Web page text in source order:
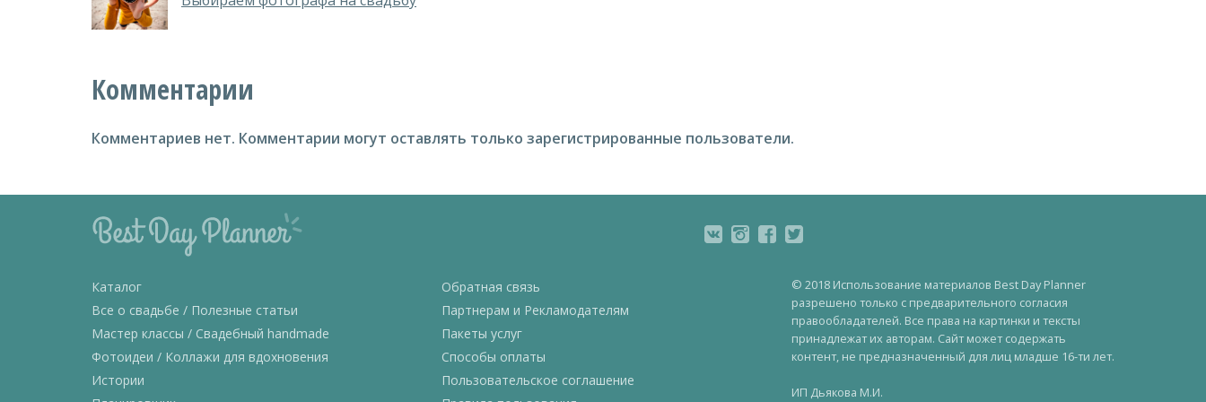
Комментарии
Комментариев нет. Комментарии могут оставлять только зарегистрированные пользователи.
Каталог
Все о свадьбе / Полезные статьи
Мастер классы / Свадебный handmade
Фотоидеи / Коллажи для вдохновения
Истории
Обратная связь
Партнерам и Рекламодателям
Пакеты услуг
Способы оплаты
Пользовательское соглашение
© 2018 Использование материалов Best Day Planner
разрешено только с предварительного согласия
правообладателей. Все права на картинки и тексты
принадлежат их авторам. Сайт может содержать
контент, не предназначенный для лиц младше 16-ти лет.
ИП Дьякова М.И.